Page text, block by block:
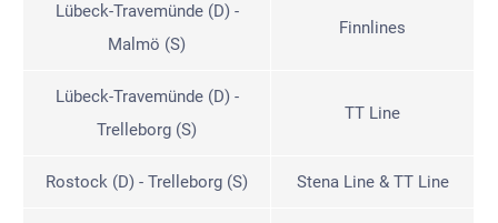
Lübeck-Travemünde (D) -
Malmö (S)
Finnlines
Lübeck-Travemünde (D) -
Trelleborg (S)
TT Line
Rostock (D) - Trelleborg (S) Stena Line & TT Line